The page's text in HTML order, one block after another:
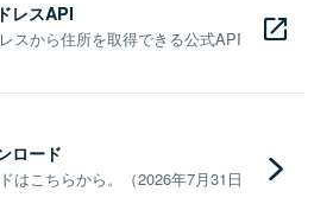
レスAPI
スから住所を取得できる公式API
ロード
はこちらから。（2026年7月31日